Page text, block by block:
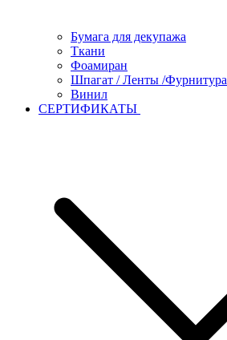
Бумага для декупажа
Ткани
Фоамиран
Шпагат / Ленты /Фурнитура
Винил
СЕРТИФИКАТЫ